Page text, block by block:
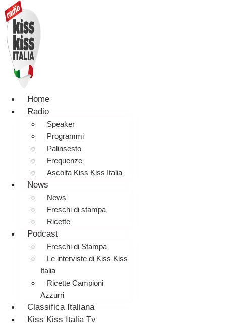
Home
Radio
Speaker
Programmi
Palinsesto
Frequenze
Ascolta Kiss Kiss Italia
News
News
Freschi di stampa
Ricette
Podcast
Freschi di Stampa
Le interviste di Kiss Kiss
Italia
Ricette Campioni
Azzurri
Classifica Italiana
Kiss Kiss Italia Tv